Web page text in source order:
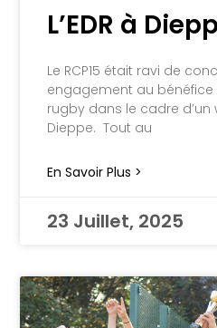
L’EDR à
Le RCP15 était ravi de
engagement au
rugby dans le cadre
Dieppe. Tout au
En Savoir Plus >
23 Juillet, 2025